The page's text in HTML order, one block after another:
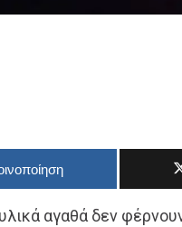
αγαθά δεν